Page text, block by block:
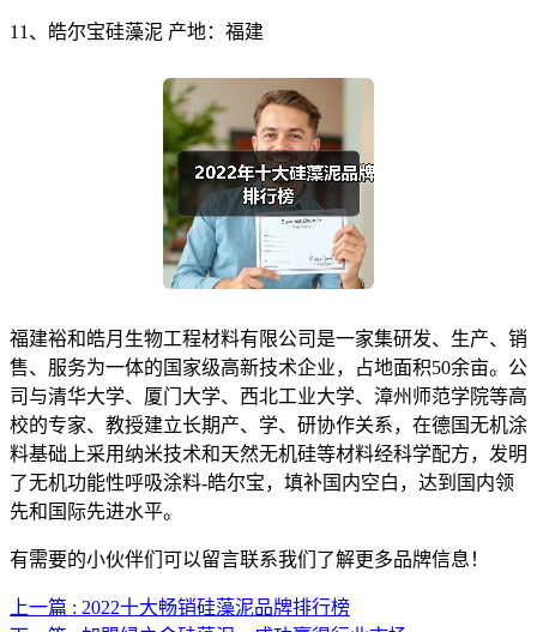
11、皓尔宝硅藻泥 产地：福建
福建裕和皓月生物工程材料有限公司是一家集研发、生产、销
售、服务为一体的国家级高新技术企业，占地面积50余亩。公
司与清华大学、厦门大学、西北工业大学、漳州师范学院等高
校的专家、教授建立长期产、学、研协作关系，在德国无机涂
料基础上采用纳米技术和天然无机硅等材料经科学配方，发明
了无机功能性呼吸涂料-皓尔宝，填补国内空白，达到国内领
先和国际先进水平。
有需要的小伙伴们可以留言联系我们了解更多品牌信息！
上一篇 : 2022十大畅销硅藻泥品牌排行榜